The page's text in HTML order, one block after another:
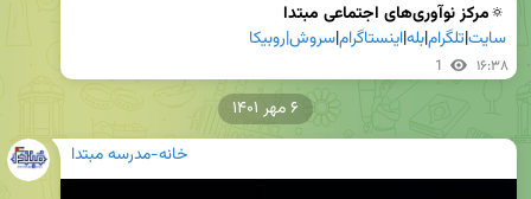
🔅مرکز نوآوری‌های اجتماعی مبتدا
سایت|تلگرام|بله|اینستاگرام|سروش|روبیکا
1 ۱۶:۳۸
خانه-مدرسه مبتدا
۶ مهر ۱۴۰۱